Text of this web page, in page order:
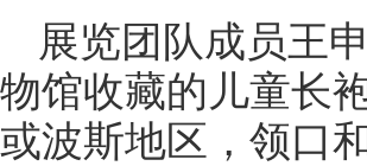
展览团队成员王
物馆收藏的儿童长
或波斯地区，领口